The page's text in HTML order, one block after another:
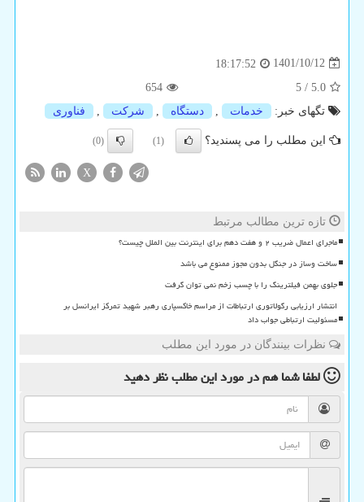
1401/10/12
18:17:52
5.0
/
5
654
تگهای خبر:
خدمات دستگاه شركت فناوری
این مطلب را می پسندید؟ (1)
(0)
X
تازه ترین مطالب مرتبط
ماجرای اعمال ضریب ۲ و هفت دهم برای اینترنت بین الملل چیست؟
ساخت وساز در جنگل بدون مجوز ممنوع می باشد
جلوی بهمن فیلترینگ را با چسب زخم نمی توان گرفت
انتشار ارزیابی رگولاتوری ارتباطات از مراسم خاکسپاری رهبر شهید تمرکز ایرانسل بر
مسئولیت ارتباطی جواب داد
نظرات بینندگان در مورد این مطلب
لطفا شما همدر مورد این مطلبنظر دهید